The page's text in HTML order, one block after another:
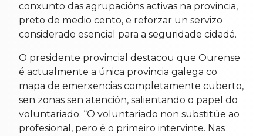
conxunto das agrupacións activas na provincia,
preto de medio cento, e reforzar un servizo
considerado esencial para a seguridade cidadá.
O presidente provincial destacou que Ourense
é actualmente a única provincia galega co
mapa de emerxencias completamente cuberto,
sen zonas sen atención, salientando o papel do
voluntariado. “O voluntariado non substitúe ao
profesional, pero é o primeiro intervinte. Nas